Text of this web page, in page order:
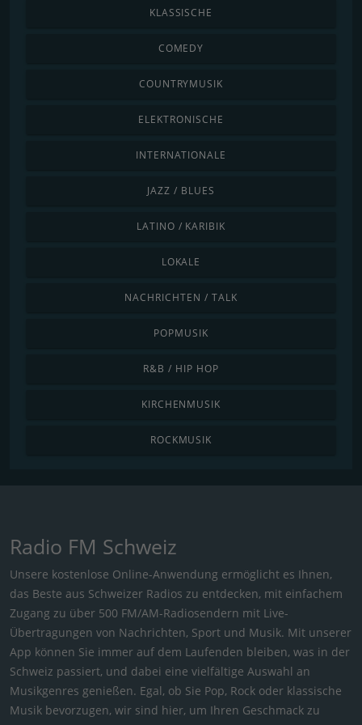
KLASSISCHE
COMEDY
COUNTRYMUSIK
ELEKTRONISCHE
INTERNATIONALE
JAZZ / BLUES
LATINO / KARIBIK
LOKALE
NACHRICHTEN / TALK
POPMUSIK
R&B / HIP HOP
KIRCHENMUSIK
ROCKMUSIK
Radio FM Schweiz
Unsere kostenlose Online-Anwendung ermöglicht es Ihnen,
das Beste aus Schweizer Radios zu entdecken, mit einfachem
Zugang zu über 500 FM/AM-Radiosendern mit Live-
Übertragungen von Nachrichten, Sport und Musik. Mit unserer
App können Sie immer auf dem Laufenden bleiben, was in der
Schweiz passiert, und dabei eine vielfältige Auswahl an
Musikgenres genießen. Egal, ob Sie Pop, Rock oder klassische
Musik bevorzugen, wir sind hier, um Ihren Geschmack zu